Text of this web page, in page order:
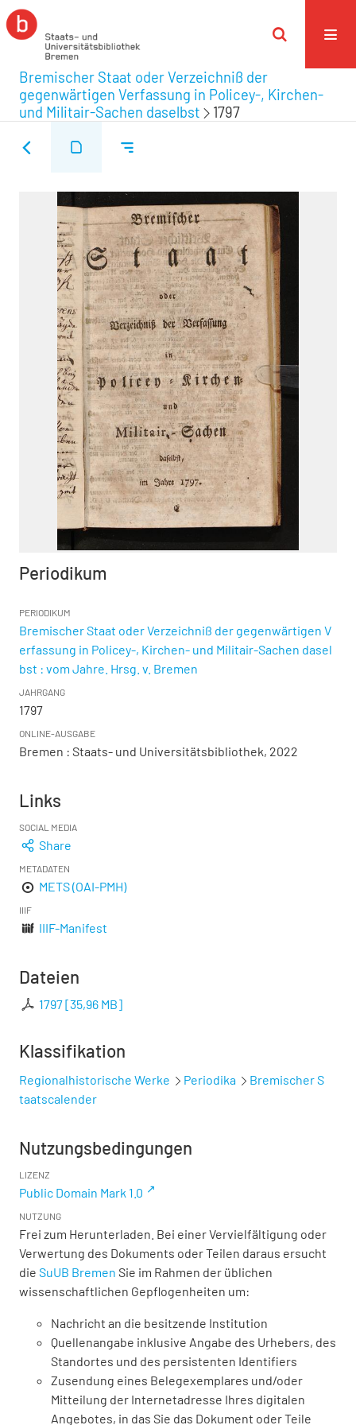
Bremischer Staat oder Verzeichniß der
gegenwärtigen Verfassung in Policey-, Kirchen-
und Militair-Sachen daselbst
1797
Periodikum
PERIODIKUM
Bremischer Staat oder Verzeichniß der gegenwärtigen V
erfassung in Policey-, Kirchen- und Militair-Sachen dasel
bst : vom Jahre. Hrsg. v. Bremen
JAHRGANG
1797
ONLINE-AUSGABE
Bremen : Staats- und Universitätsbibliothek, 2022
Links
SOCIAL MEDIA
Share
METADATEN
METS (OAI-PMH)
IIIF
IIIF-Manifest
Dateien
1797[35,96 MB]
Klassifikation
Regionalhistorische Werke Periodika
Bremischer S
taatscalender
Nutzungsbedingungen
LIZENZ
Public Domain Mark 1.0
NUTZUNG
Frei zum Herunterladen. Bei einer Vervielfältigung oder
Verwertung des Dokuments oder Teilen daraus ersucht
die SuUB Bremen Sie im Rahmen der üblichen
wissenschaftlichen Gepflogenheiten um:
Nachricht an die besitzende Institution
Quellenangabe inklusive Angabe des Urhebers, des
Standortes und des persistenten Identifiers
Zusendung eines Belegexemplares und/oder
Mitteilung der Internetadresse Ihres digitalen
Angebotes, in das Sie das Dokument oder Teile